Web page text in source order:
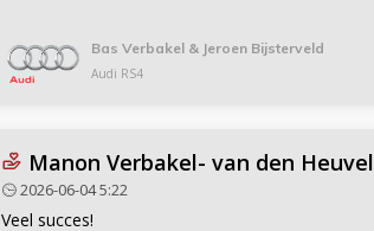
Bas Verbakel & Jeroen Bijsterveld
Audi RS4
Manon Verbakel- van den Heuvel
2026-06-04 5:22
Veel succes!